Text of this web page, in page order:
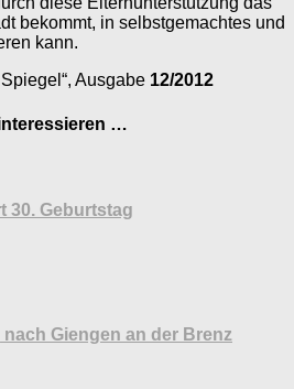
bekommt, in selbstgemachtes und
kann.
Ausgabe 12/2012
…
30. Geburtstag
Giengen an der Brenz